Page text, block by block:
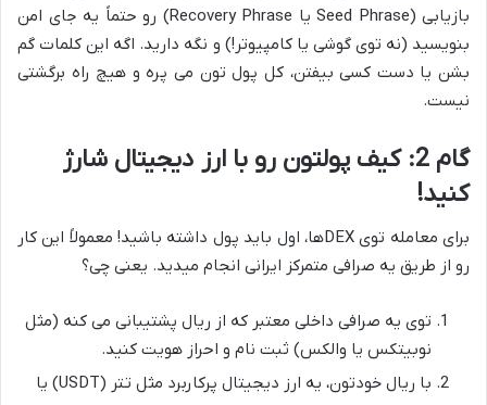
بازیابی (Seed Phrase یا Recovery Phrase) رو حتماً یه جای امن
بنویسید (نه توی گوشی یا کامپیوتر!) و نگه دارید. اگه این کلمات گم
بشن یا دست کسی بیفتن، کل پول تون می پره و هیچ راه برگشتی
نیست.
گام 2: کیف پولتون رو با ارز دیجیتال شارژ
کنید!
برای معامله توی DEXها، اول باید پول داشته باشید! معمولاً این کار
رو از طریق یه صرافی متمرکز ایرانی انجام میدید. یعنی چی؟
توی یه صرافی داخلی معتبر که از ریال پشتیبانی می کنه (مثل
نوبیتکس یا والکس) ثبت نام و احراز هویت کنید.
با ریال خودتون، یه ارز دیجیتال پرکاربرد مثل تتر (USDT) یا